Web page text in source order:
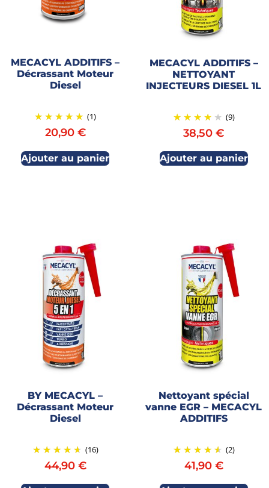
MECACYL ADDITIFS –
Décrassant Moteur
Diesel
(1)
20,90 €
Ajouter au panier
MECACYL ADDITIFS –
NETTOYANT
INJECTEURS DIESEL 1L
(9)
38,50€
Ajouter au panier
BY MECACYL –
Décrassant Moteur
Diesel
(16)
44,90 €
Nettoyant spécial
vanne EGR – MECACYL
ADDITIFS
(2)
41,90 €